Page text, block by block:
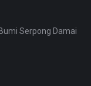
Serpong Damai